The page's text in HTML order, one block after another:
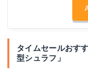
タイムセールおす
型シュラフ」